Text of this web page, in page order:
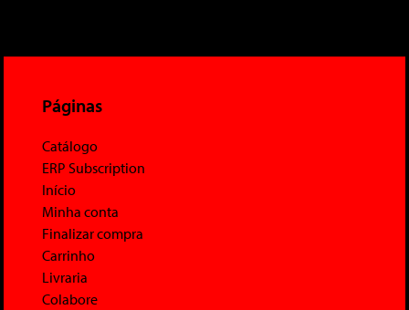
Páginas
Catálogo
ERP Subscription
Início
Minha conta
Finalizar compra
Carrinho
Livraria
Colabore